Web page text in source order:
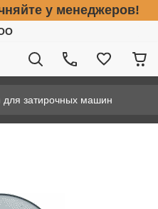
у менеджеров!
для затирочных машин